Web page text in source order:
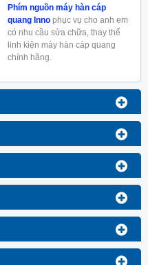
Phím nguồn máy hàn cáp
quang Inno phục vụ cho anh em
có nhu cầu sửa chữa, thay thế
linh kiện máy hàn cáp quang
chính hãng.